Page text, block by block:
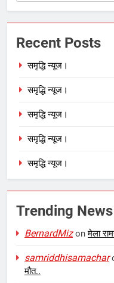
Recent Posts
समृद्धि न्यूज।
समृद्धि न्यूज।
समृद्धि न्यूज।
समृद्धि न्यूज।
समृद्धि न्यूज।
Trending News
BernardMizonमेला
samriddhisamachar
मौत..